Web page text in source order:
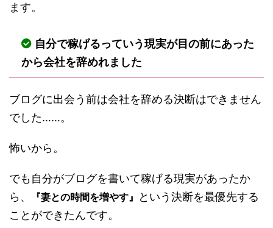
ます。
自分で稼げるっていう現実が目の前にあった
から会社を辞めれました
ブログに出会う前は会社を辞める決断はできません
でした……。
怖いから。
でも自分がブログを書いて稼げる現実があったか
ら、
『妻との時間を増やす』 という決断を最優先する
ことができたんです。